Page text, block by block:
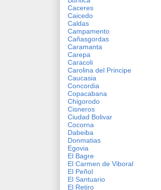
Caceres
Caicedo
Caldas
Campamento
Cañasgordas
Caramanta
Carepa
Caracoli
Carolina del Principe
Caucasia
Concordia
Copacabana
Chigorodo
Cisneros
Ciudad Bolivar
Cocorna
Dabeiba
Donmatias
Egovia
El Bagre‎
El Carmen de Viboral
El Peñol
El Santuario
El Retiro